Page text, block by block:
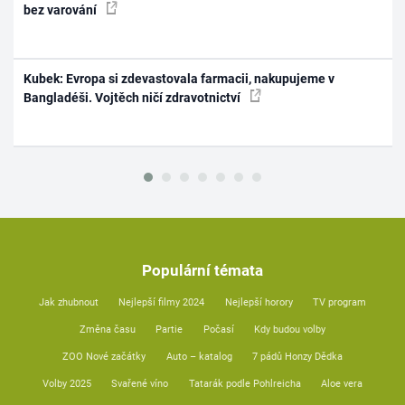
bez varování
Kubek: Evropa si zdevastovala farmacii, nakupujeme v
Bangladéši. Vojtěch ničí zdravotnictví
Populární témata
Jak zhubnout Nejlepší filmy 2024 Nejlepší horory TV program
Změna času Partie Počasí Kdy budou volby
ZOO Nové začátky Auto – katalog 7 pádů Honzy Dědka
Volby 2025 Svařené víno Tatarák podle Pohlreicha Aloe vera